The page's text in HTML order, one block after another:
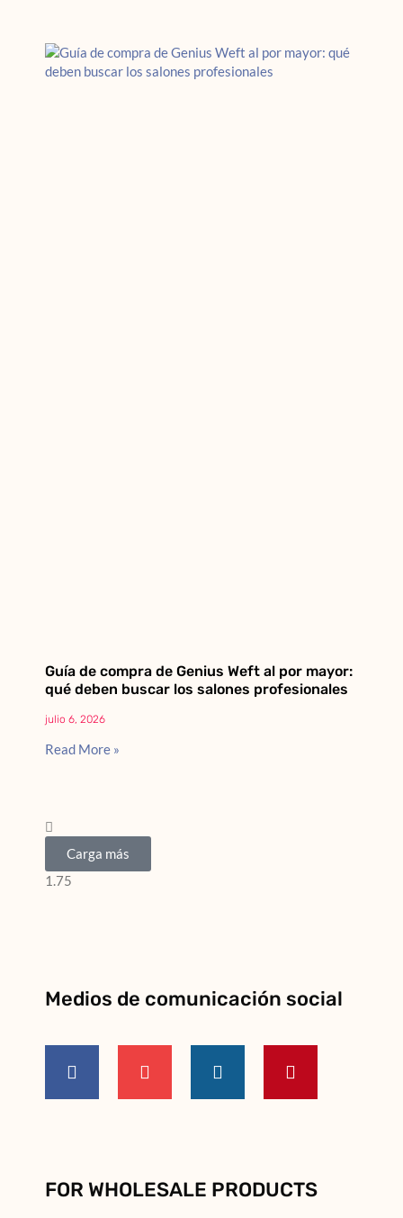
Guía de compra de Genius Weft al por mayor:
qué deben buscar los salones profesionales
julio 6, 2026
Read More »
Carga más
Medios de comunicación social
FOR WHOLESALE PRODUCTS